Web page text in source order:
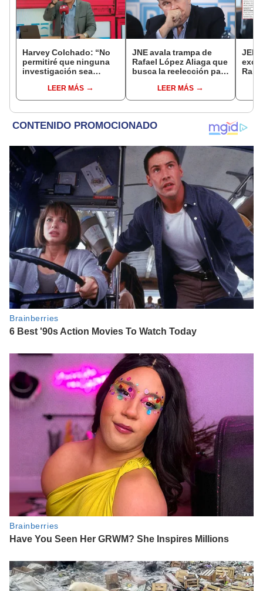
Harvey Colchado: “No
permitiré que ninguna
investigación sea
política”LEER MÁS
JNE avala trampa de
Rafael López Aliaga que
busca la reelección para
LEER MÁS
JEE